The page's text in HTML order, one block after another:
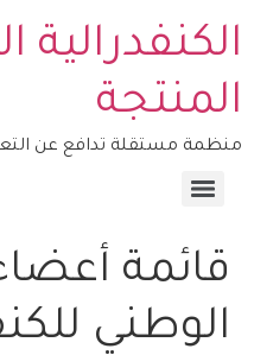
الكنفدرالية
المنتجة
منظمة مستقلة تدافع عن
قائمة
الوطني